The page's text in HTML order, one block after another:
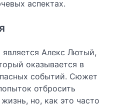
аспектах.
Алекс Лютый,
оказывается в
событий. Сюжет
отбросить
но, как это часто